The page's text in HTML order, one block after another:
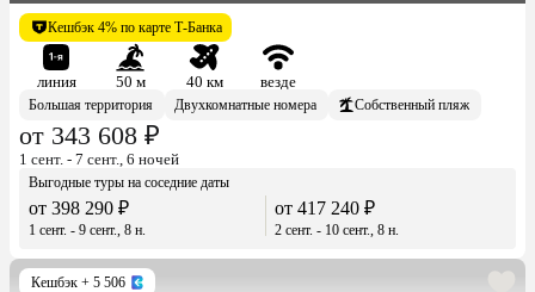
Кешбэк 4% по карте Т-Банка
линия 50 м 40 км
везде
Большая территория
Двухкомнатные номера Собственный пляж
от 343 608 ₽
1 сент. - 7 сент., 6 ночей
Выгодные туры на соседние даты
от 398 290 ₽
1 сент. - 9 сент., 8 н.
от 417 240 ₽
2 сент. - 10 сент., 8 н.
Кешбэк + 5 506